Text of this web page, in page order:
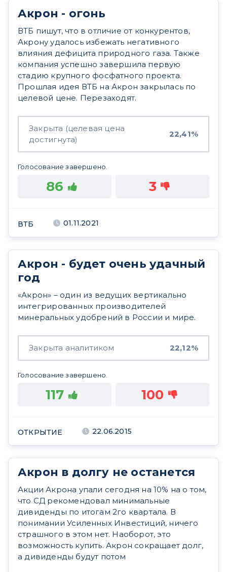
Акрон - огонь
ВТБ пишут, что в отличие от конкурентов,
Акрону удалось избежать негативного
влияния дефицита природного газа. Также
компания успешно завершила первую
стадию крупного фосфатного проекта.
Прошлая идея ВТБ на Акрон закрылась по
целевой цене. Перезаходят.
Закрыта (целевая цена
достигнута)
22,41%
Голосование завершено.
86 3
ВТБ 01.11.2021
Акрон - будет очень удачный
год
«Акрон» – один из ведущих вертикально
интегрированных производителей
минеральных удобрений в России и мире.
Закрыта аналитиком 22,12%
Голосование завершено.
117 100
ОТКРЫТИЕ 22.06.2015
Акрон в долгу не останется
Акции Акрона упали сегодня на 10% на о том,
что СД рекомендовал минимальные
дивиденды по итогам 2го квартала. В
понимании Усиленных Инвестиций, ничего
страшного в этом нет. Наоборот, это
возможность купить. Акрон сокращает долг,
а дивиденды будут потом